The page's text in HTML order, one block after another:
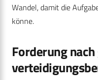
Wandel, damit die
könne.
Forderung